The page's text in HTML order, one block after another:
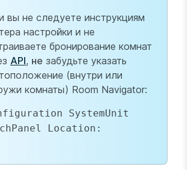
вы не следуете инструкциям
настройки и не
бронирование комнат
API, не забудьте указать
(внутри или
комнаты) Room Navigator:
SystemUnit
Location: